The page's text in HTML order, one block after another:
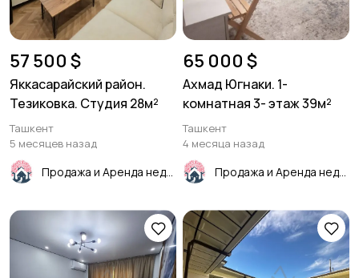
57 500 $
Яккасарайский район.
Тезиковка. Студия 28м²
Ташкент
5 месяцев назад
65 000 $
Ахмад Югнаки. 1-
комнатная 3- этаж 39м²
Ташкент
4 месяца назад